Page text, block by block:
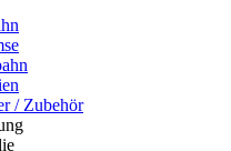
/ Zubehör